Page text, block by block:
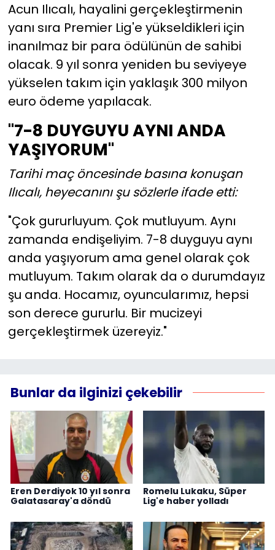
Acun Ilıcalı, hayalini gerçekleştirmenin
yanı sıra Premier Lig'e yükseldikleri için
inanılmaz bir para ödülünün de sahibi
olacak. 9 yıl sonra yeniden bu seviyeye
yükselen takım için yaklaşık 300 milyon
euro ödeme yapılacak.
"7-8 DUYGUYU AYNI ANDA
YAŞIYORUM"
Tarihi maç öncesinde basına konuşan
Ilıcalı, heyecanını şu sözlerle ifade etti:
"Çok gururluyum. Çok mutluyum. Aynı
zamanda endişeliyim. 7-8 duyguyu aynı
anda yaşıyorum ama genel olarak çok
mutluyum. Takım olarak da o durumdayız
şu anda. Hocamız, oyuncularımız, hepsi
son derece gururlu. Bir mucizeyi
gerçekleştirmek üzereyiz."
Bunlar da ilginizi çekebilir
Eren Derdiyok 10 yıl sonra
Galatasaray'a döndü
Romelu Lukaku, Süper
Lig'e haber yolladı